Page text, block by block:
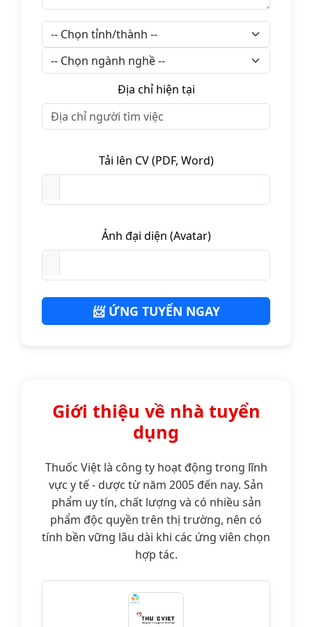
Địa chỉ hiện tại
Tải lên CV (PDF, Word)
Ảnh đại diện (Avatar)
📨 ỨNG TUYỂN NGAY
Giới thiệu về nhà tuyển
dụng
Thuốc Việt là công ty hoạt động trong lĩnh
vực y tế - dược từ năm 2005 đến nay. Sản
phẩm uy tín, chất lượng và có nhiều sản
phẩm độc quyền trên thị trường, nên có
tính bền vững lâu dài khi các ứng viên chọn
hợp tác.